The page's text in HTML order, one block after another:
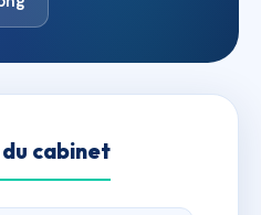
cabinet